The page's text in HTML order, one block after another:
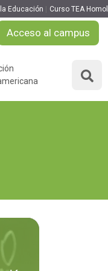
Educación Curso TEA
Acceso al campus